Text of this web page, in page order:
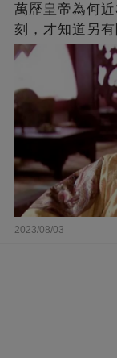
萬歷皇帝為何
刻，才知道另
2023/08/03